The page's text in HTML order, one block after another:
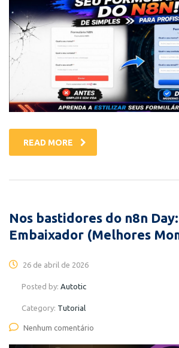
READ MORE
Nos bastidores do n8n
Embaixador (Melhores
26 de abril de 2026
Posted by: Autotic
Category: Tutorial
Nenhum comentário